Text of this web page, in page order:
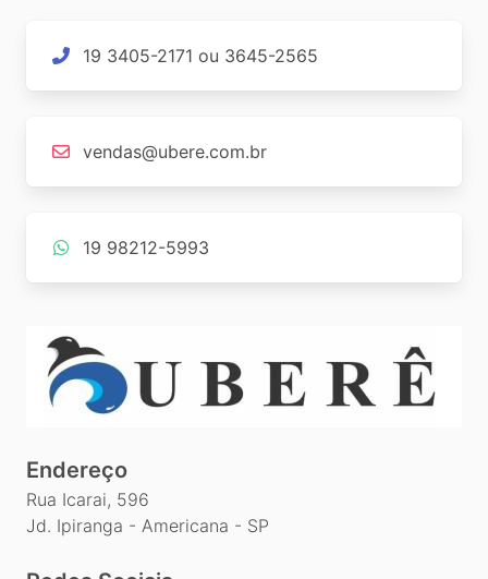
19 3405-2171 ou 3645-2565
vendas@ubere.com.br
19 98212-5993
Endereço
Rua Icarai, 596
Jd. Ipiranga - Americana - SP